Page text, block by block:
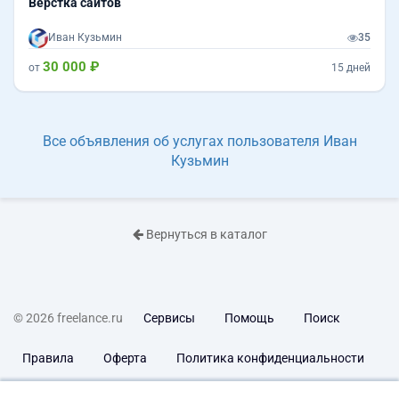
Иван Кузьмин 35
от 30 000 ₽ 15 дней
Все объявления об услугах пользователя Иван
Кузьмин
Вернуться в каталог
© 2026 freelance.ru Сервисы Помощь Поиск
Правила Оферта Политика конфиденциальности